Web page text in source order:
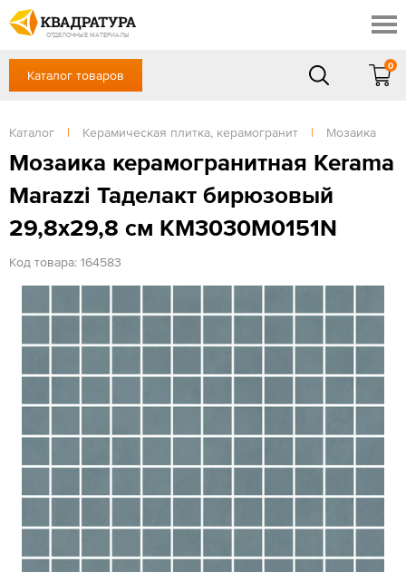
ОТДЕЛОЧНЫЕ МАТЕРИАЛЫ
Профи
Контакты
Доставка и оплата
Выставочный зал
Готовые решения
Отзывы
+7 (861) 217-94-70
Сб, Вс — выходной
ЗАКАЗАТЬ ЗВОНОК
Вход / Регистрация
Каталог товаров
0
Каталог | Керамическая плитка, керамогранит | Мозаика
Мозаика керамогранитная Kerama
Marazzi Таделакт бирюзовый
29,8x29,8 см KM3030M0151N
Код товара: 164583